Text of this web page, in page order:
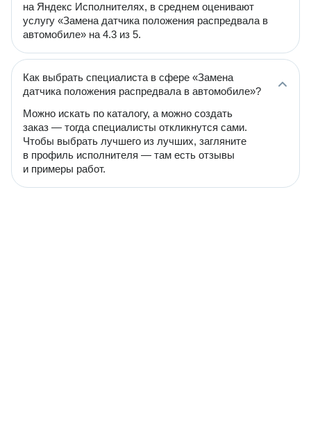
на Яндекс Исполнителях, в среднем оценивают
услугу «Замена датчика положения распредвала в
автомобиле» на 4.3 из 5.
Как выбрать специалиста в сфере «Замена
датчика положения распредвала в автомобиле»?
Можно искать по каталогу, а можно создать
заказ — тогда специалисты откликнутся сами.
Чтобы выбрать лучшего из лучших, загляните
в профиль исполнителя — там есть отзывы
и примеры работ.